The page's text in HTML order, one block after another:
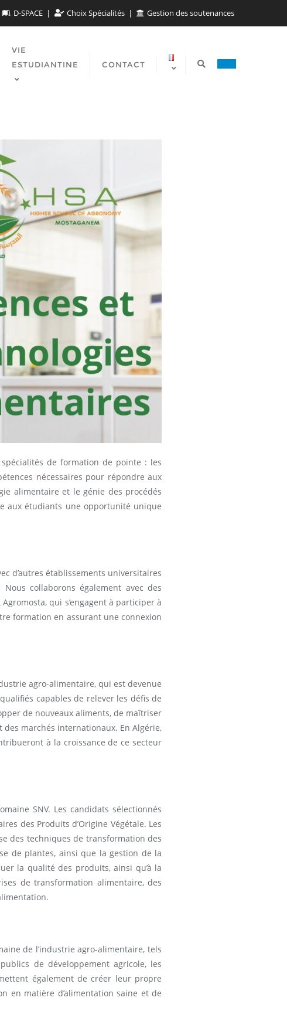
D-SPACE Choix Spécialités Gestion des soutenances
VIE
ESTUDIANTINE
CONTACT
spécialités de formation de pointe : les
nécessaires pour répondre aux
alimentaire et le génie des procédés
aux étudiants une opportunité unique
d’autres établissements universitaires
Nous collaborons également avec des
qui s’engagent à participer à
formation en assurant une connexion
agro-alimentaire, qui est devenue
capables de relever les défis de
de nouveaux aliments, de maîtriser
marchés internationaux. En Algérie,
à la croissance de ce secteur
SNV. Les candidats sélectionnés
des Produits d’Origine Végétale. Les
des techniques de transformation des
de plantes, ainsi que la gestion de la
la qualité des produits, ainsi qu’à la
de transformation alimentaire, des
de l’industrie agro-alimentaire, tels
de développement agricole, les
également de créer leur propre
en matière d’alimentation saine et de